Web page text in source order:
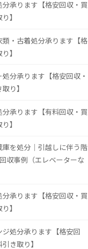
承ります【格安回収・買
】
類・古着処分承ります【格
】
分承ります【格安回収・
り】
承ります【有料回収・買
】
庫を処分｜引越しに伴う階
収事例（エレベーターな
承ります【格安回収・買
】
処分承ります【格安回
き取り】